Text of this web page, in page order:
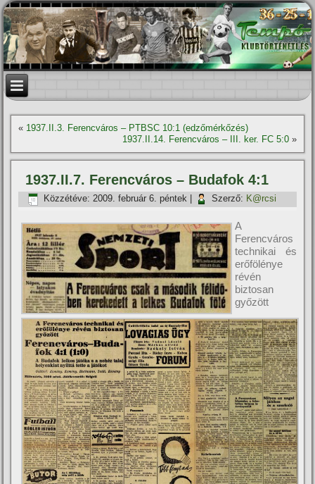
« 1937.II.3. Ferencváros – PTBSC 10:1 (edzőmérkőzés)
1937.II.14. Ferencváros – III. ker. FC 5:0»
1937.II.7. Ferencváros – Budafok 4:1
Közzétéve: 2009. február 6. péntek Szerző: K@rcsi
A
Ferencváros
technikai és
erőfölénye
révén
biztosan
győzött